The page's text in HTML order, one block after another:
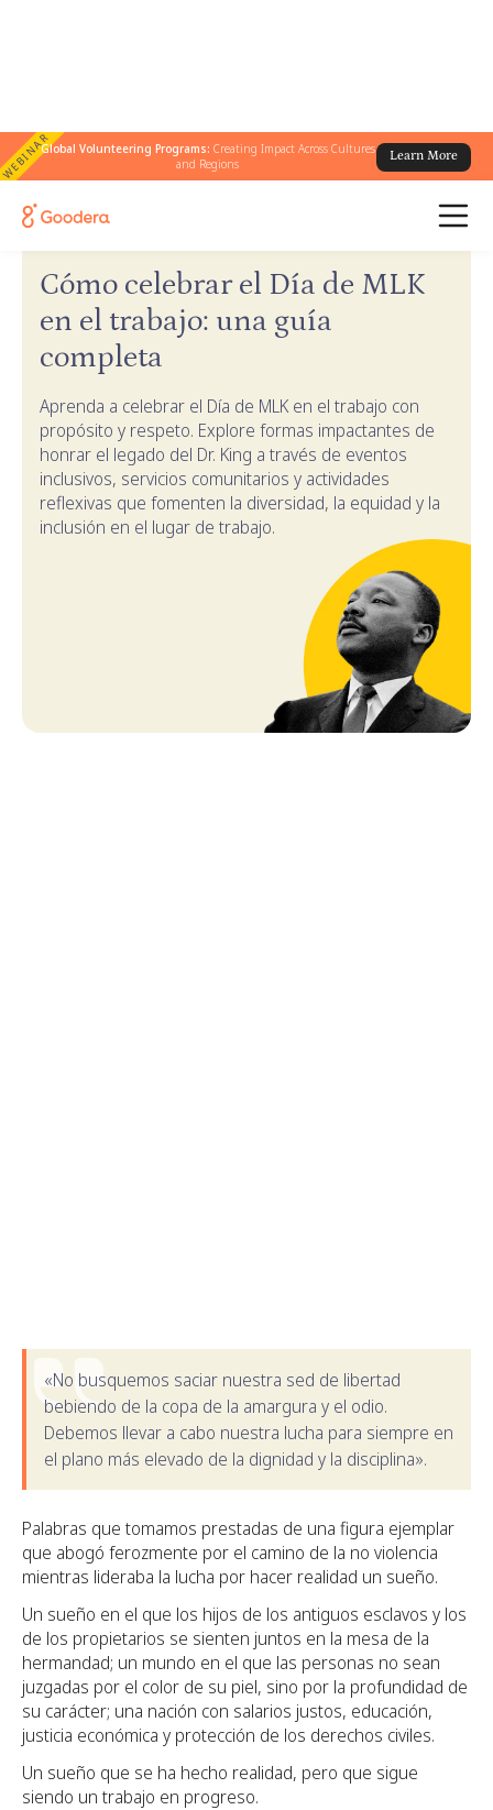
WEBINARGlobal Volunteering Programs: Creating Impact Across Cultures
and Regions
Learn More
← Guías de Goodera
Cómo celebrar el Día de MLK
en el trabajo: una guía
completa
Aprenda a celebrar el Día de MLK en el trabajo con
propósito y respeto. Explore formas impactantes de
honrar el legado del Dr. King a través de eventos
inclusivos, servicios comunitarios y actividades
reflexivas que fomenten la diversidad, la equidad y la
inclusión en el lugar de trabajo.
«No busquemos saciar nuestra sed de libertad
bebiendo de la copa de la amargura y el odio.
Debemos llevar a cabo nuestra lucha para siempre en
el plano más elevado de la dignidad y la disciplina».
Palabras que tomamos prestadas de una figura ejemplar
que abogó ferozmente por el camino de la no violencia
mientras lideraba la lucha por hacer realidad un sueño.
Un sueño en el que los hijos de los antiguos esclavos y los
de los propietarios se sienten juntos en la mesa de la
hermandad; un mundo en el que las personas no sean
juzgadas por el color de su piel, sino por la profundidad de
su carácter; una nación con salarios justos, educación,
justicia económica y protección de los derechos civiles.
Un sueño que se ha hecho realidad, pero que sigue
siendo un trabajo en progreso.